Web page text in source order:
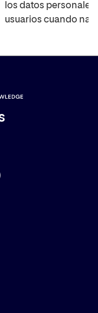
los datos personales
usuarios cuando